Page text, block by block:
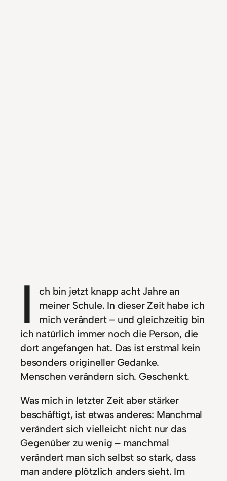
I
ch bin jetzt knapp acht Jahre an
meiner Schule. In dieser Zeit habe ich
mich verändert – und gleichzeitig bin
ich natürlich immer noch die Person, die
dort angefangen hat. Das ist erstmal kein
besonders origineller Gedanke.
Menschen verändern sich. Geschenkt.
Was mich in letzter Zeit aber stärker
beschäftigt, ist etwas anderes: Manchmal
verändert sich vielleicht nicht nur das
Gegenüber zu wenig – manchmal
verändert man sich selbst so stark, dass
man andere plötzlich anders sieht. Im